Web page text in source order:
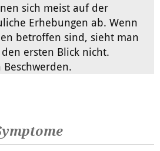
sich meist auf der
Erhebungen ab. Wenn
betroffen sind, sieht man
ersten Blick nicht.